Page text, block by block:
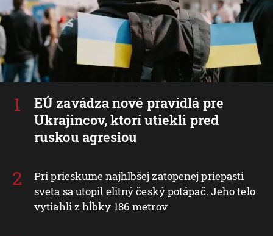
EÚ zavádza nové pravidlá pre
Ukrajincov, ktorí utiekli pred
ruskou agresiou
Pri prieskume najhlbšej zatopenej priepasti
sveta sa utopil elitný český potápač. Jeho telo
vytiahli z hĺbky 186 metrov